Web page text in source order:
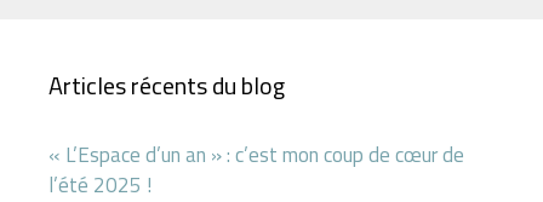
Articles récents du blog
« L’Espace d’un an » : c’est mon coup de cœur de
l’été 2025 !